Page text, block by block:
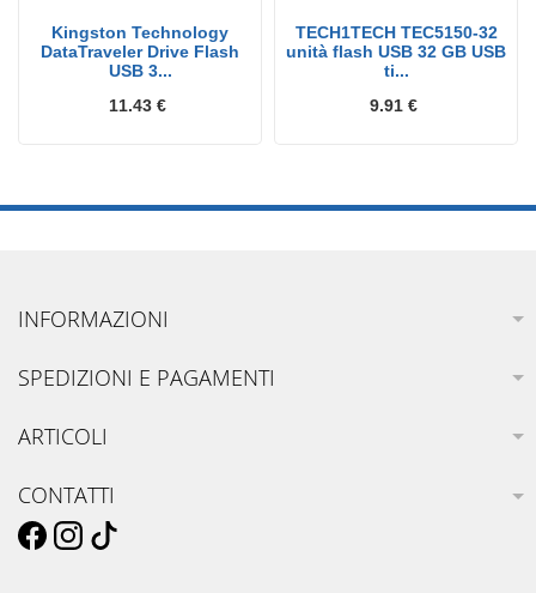
Kingston Technology
DataTraveler Drive Flash
USB 3...
11.43 €
TECH1TECH TEC5150-32
unità flash USB 32 GB USB
ti...
9.91 €
INFORMAZIONI
SPEDIZIONI E PAGAMENTI
ARTICOLI
CONTATTI